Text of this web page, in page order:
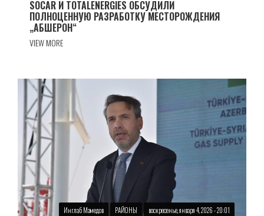
SOCAR И TOTALENERGIES ОБСУДИЛИ
ПОЛНОЦЕННУЮ РАЗРАБОТКУ МЕСТОРОЖДЕНИЯ
„АБШЕРОН“
VIEW MORE
Инглаб Мамедов РАЙОНЫ воскресенье, января 4, 2026 - 20:01